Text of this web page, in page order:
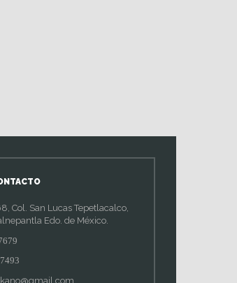
Col. San Lucas Tepetlacalco,
Edo. de México.